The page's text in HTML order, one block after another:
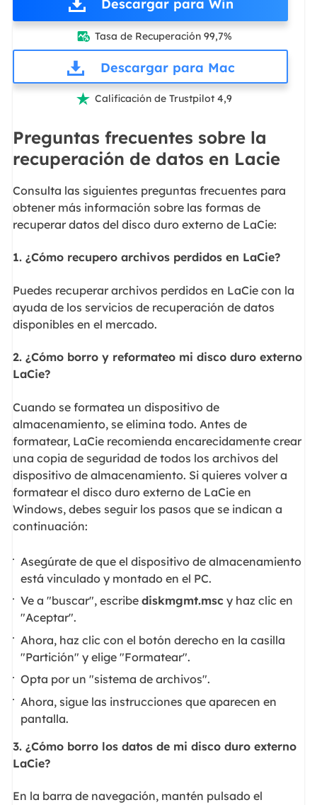
Descargar para Win
 Tasa de Recuperación 99,7%
Descargar para Mac
 Calificación de Trustpilot 4,9
Preguntas frecuentes sobre la
recuperación de datos en Lacie
Consulta las siguientes preguntas frecuentes para
obtener más información sobre las formas de
recuperar datos del disco duro externo de LaCie:
1. ¿Cómo recupero archivos perdidos en LaCie?
Puedes recuperar archivos perdidos en LaCie con la
ayuda de los servicios de recuperación de datos
disponibles en el mercado.
2. ¿Cómo borro y reformateo mi disco duro externo
LaCie?
Cuando se formatea un dispositivo de
almacenamiento, se elimina todo. Antes de
formatear, LaCie recomienda encarecidamente crear
una copia de seguridad de todos los archivos del
dispositivo de almacenamiento. Si quieres volver a
formatear el disco duro externo de LaCie en
Windows, debes seguir los pasos que se indican a
continuación:
Asegúrate de que el dispositivo de almacenamiento
está vinculado y montado en el PC.
Ve a "buscar", escribediskmgmt.msc y haz clic en
"Aceptar".
Ahora, haz clic con el botón derecho en la casilla
"Partición" y elige "Formatear".
Opta por un "sistema de archivos".
Ahora, sigue las instrucciones que aparecen en
pantalla.
3. ¿Cómo borro los datos de mi disco duro externo
LaCie?
En la barra de navegación, mantén pulsado el